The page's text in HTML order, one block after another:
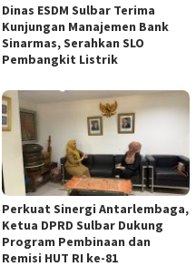
Dinas ESDM Sulbar Terima
Kunjungan Manajemen Bank
Sinarmas, Serahkan SLO
Pembangkit Listrik
Perkuat Sinergi Antarlembaga,
Ketua DPRD Sulbar Dukung
Program Pembinaan dan
Remisi HUT RI ke-81